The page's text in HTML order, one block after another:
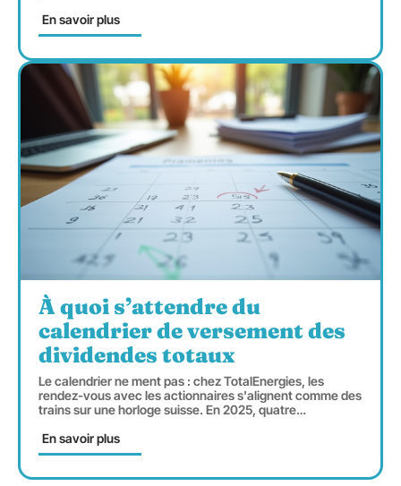
En savoir plus
À quoi s’attendre du
calendrier de versement des
dividendes totaux
Le calendrier ne ment pas : chez TotalEnergies, les
rendez-vous avec les actionnaires s'alignent comme des
trains sur une horloge suisse. En 2025, quatre…
En savoir plus